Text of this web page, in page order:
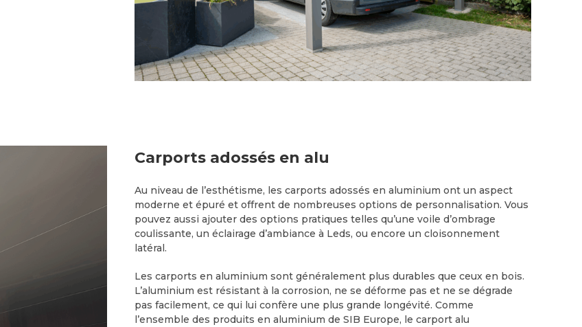
Carports adossés en alu
Au niveau de l’esthétisme, les carports adossés en aluminium ont un aspect
moderne et épuré et offrent de nombreuses options de personnalisation. Vous
pouvez aussi ajouter des options pratiques telles qu’une voile d’ombrage
coulissante, un éclairage d’ambiance à Leds, ou encore un cloisonnement
latéral.
Les carports en aluminium sont généralement plus durables que ceux en bois.
L’aluminium est résistant à la corrosion, ne se déforme pas et ne se dégrade
pas facilement, ce qui lui confère une plus grande longévité. Comme
l’ensemble des produits en aluminium de SIB Europe, le carport alu